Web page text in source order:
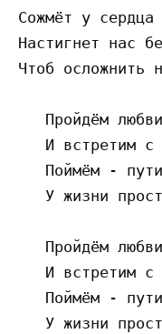
Сожмёт у сердца
Настигнет нас
Чтоб осложнить
Пройдём
И встретим с
Поймём -
У жизни
Пройдём
И встретим с
Поймём -
У жизни